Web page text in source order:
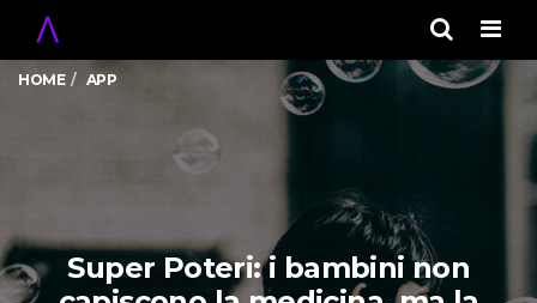
HOME APP
Super Poteri: i bambini non